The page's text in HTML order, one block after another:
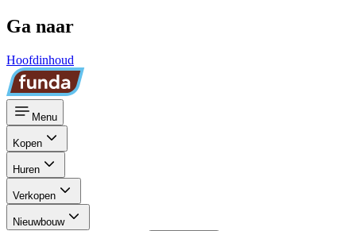
Ga naar
Hoofdinhoud
Menu
Kopen
Huren
Verkopen
Nieuwbouw